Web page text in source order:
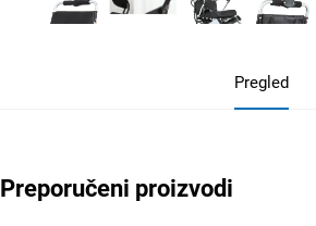
Pregled
Preporučeni proizvodi